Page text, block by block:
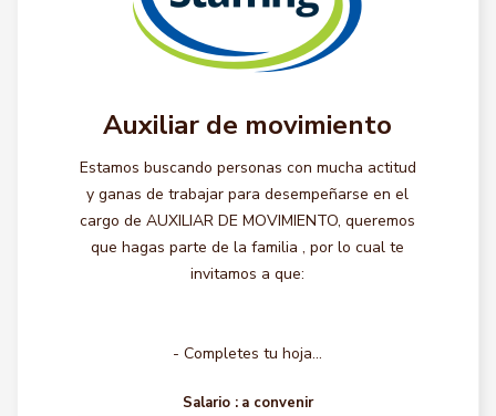
Auxiliar de movimiento
Estamos buscando personas con mucha actitud
y ganas de trabajar para desempeñarse en el
cargo de AUXILIAR DE MOVIMIENTO, queremos
que hagas parte de la familia , por lo cual te
invitamos a que:
- Completes tu hoja...
Salario : a convenir